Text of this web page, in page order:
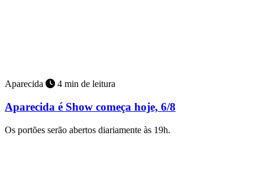
Aparecida 4 min de leitura
Aparecida é Show começa hoje, 6/8
Os portões serão abertos diariamente às 19h.